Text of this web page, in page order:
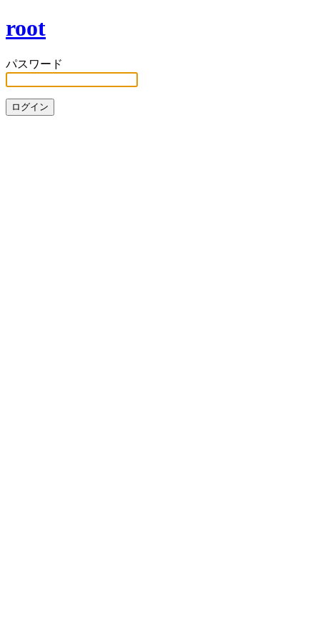
root
パスワード